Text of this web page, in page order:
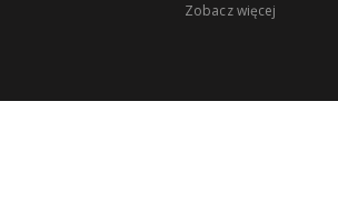
Zobacz więcej